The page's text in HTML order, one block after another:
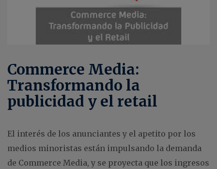
Commerce Media:
Transformando la
publicidad y el retail
El interés de los anunciantes y el apetito por los
medios minoristas están impulsando la demanda
de Commerce Media, y se proyecta que los ingresos